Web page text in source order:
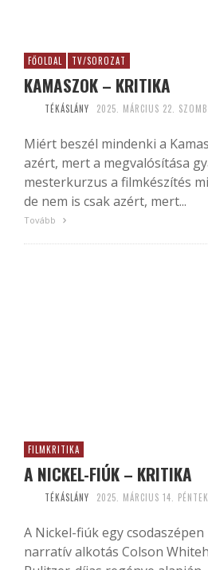
FŐOLDAL TV/SOROZAT
KAMASZOK – KRITIKA
TÉKÁSLÁNY 2025. MÁRCIUS 22.
Miért beszél mindenki a
azért, mert a megvalósítása
mesterkurzus a filmkészítés
de nem is csak azért, mert...
Tovább
FILMKRITIKA
A NICKEL-FIÚK – KRITIKA
TÉKÁSLÁNY 2025. MÁRCIUS 14. PÉNTEK
A Nickel-fiúk egy
narratív alkotás Colson